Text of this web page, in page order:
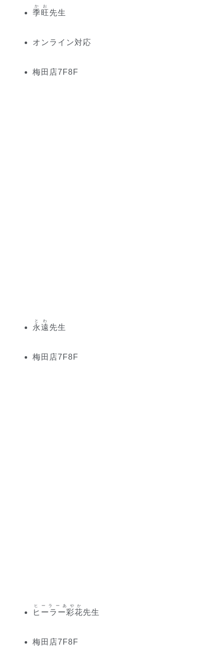
季旺
かお
先生
オンライン対応
梅田 店7 F8F
永遠
とわ
先生
梅田 店7 F8F
ヒーラー彩花
ヒーラーあやか
先生
梅田 店7 F8F